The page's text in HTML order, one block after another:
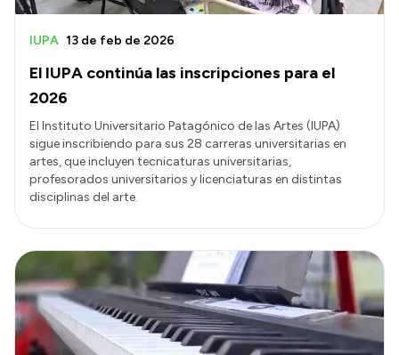
El IUPA continúa las inscripciones para el
2026
IUPA 13 de feb de 2026
El Instituto Universitario Patagónico de las Artes (IUPA)
sigue inscribiendo para sus 28 carreras universitarias en
artes, que incluyen tecnicaturas universitarias,
profesorados universitarios y licenciaturas en distintas
disciplinas del arte.